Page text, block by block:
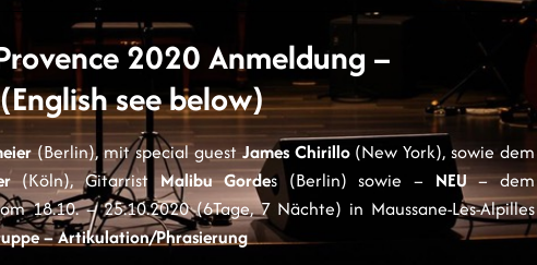
2020 Anmeldung –
see below)
(Berlin), mit special guestJames Chirillo (New York), sowie dem
(Köln), GitarristMalibu Gordes (Berlin) sowie – NEU– dem
18.10. – 25.10.2020 (6Tage, 7 Nächte) in Maussane-Les-Alpilles
– Artikulation/Phrasierung